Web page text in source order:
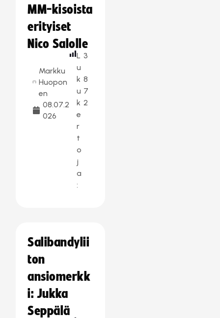
MM-kisoista
erityiset
Nico Salolle
Markku
Huopon
en
08.07.2
026
L
u
k
u
k
e
r
t
o
j
a
:
3
8
7
2
Salibandylii
ton
ansiomerkk
i: Jukka
Seppälä